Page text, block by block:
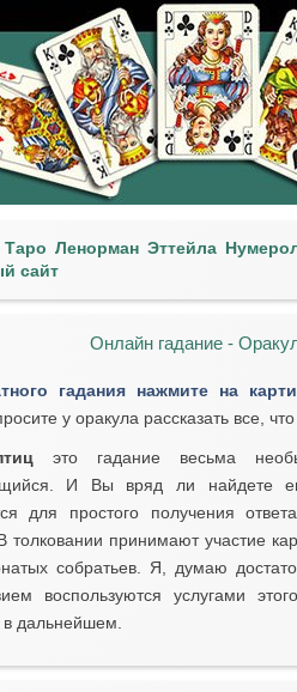
Таро Ленорман Эттейла
сайт
Онлайн гадание -
гадания нажмите на
у оракула рассказать все,
это гадание весьма
И Вы вряд ли найдете
для простого получения
толковании принимают участие
собратьев. Я, думаю
воспользуются услугами
дальнейшем.